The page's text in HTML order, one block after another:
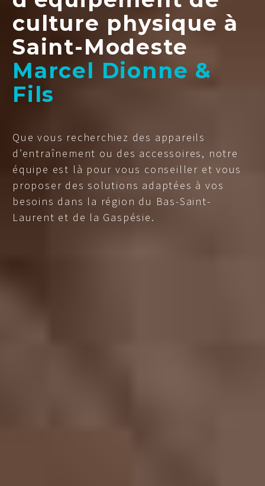
culture physique à
Saint-Modeste
Marcel Dionne &
Fils
Que vous recherchiez des appareils
d’entraînement ou des accessoires, notre
équipe est là pour vous conseiller et vous
proposer des solutions adaptées à vos
besoins dans la région du Bas-Saint-
Laurent et de la Gaspésie.